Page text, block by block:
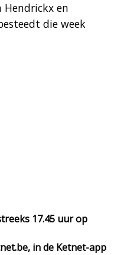
Hendrickx en
die week
17.45 uur op
in de Ketnet-app